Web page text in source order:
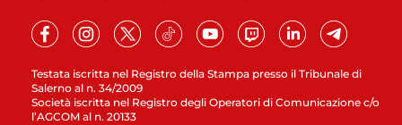
Testata iscritta nel Registro della Stampa presso il Tribunale di
Salerno al n. 34/2009
Società iscritta nel Registro degli Operatori di Comunicazione c/o
l’AGCOM al n. 20133